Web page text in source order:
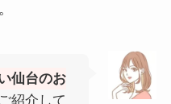
仙台のお
紹介して